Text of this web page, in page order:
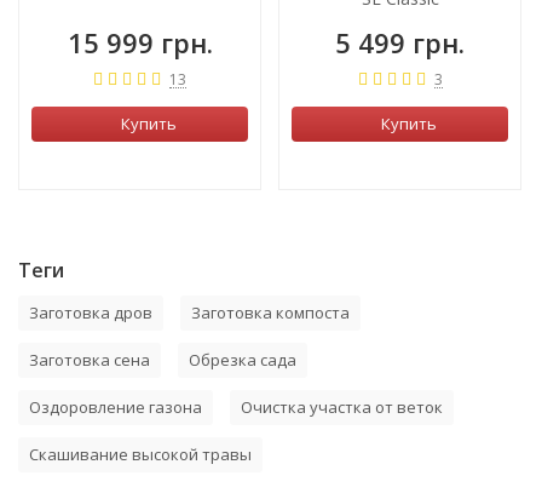
15 999 грн.
13
Купить
5 499 грн.
3
Купить
Теги
Заготовка дров Заготовка компоста
Заготовка сена Обрезка сада
Оздоровление газона Очистка участка от веток
Скашивание высокой травы